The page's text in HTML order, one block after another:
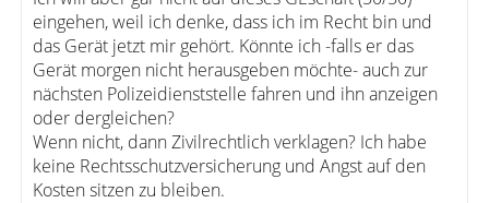
eingehen, weil ich denke, dass ich im Recht bin und
das Gerät jetzt mir gehört. Könnte ich -falls er das
Gerät morgen nicht herausgeben möchte- auch zur
nächsten Polizeidienststelle fahren und ihn anzeigen
oder dergleichen?
Wenn nicht, dann Zivilrechtlich verklagen? Ich habe
keine Rechtsschutzversicherung und Angst auf den
Kosten sitzen zu bleiben.